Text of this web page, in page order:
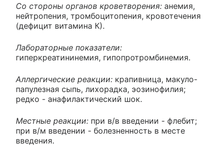
Со стороны органов кроветворения: анемия,
нейтропения, тромбоцитопения, кровотечения
(дефицит витамина К).
Лабораторные показатели:
гиперкреатининемия, гипопротромбинемия.
Аллергические реакции: крапивница, макуло-
папулезная сыпь, лихорадка, эозинофилия;
редко - анафилактический шок.
Местные реакции: при в/в введении - флебит;
при в/м введении - болезненность в месте
введения.